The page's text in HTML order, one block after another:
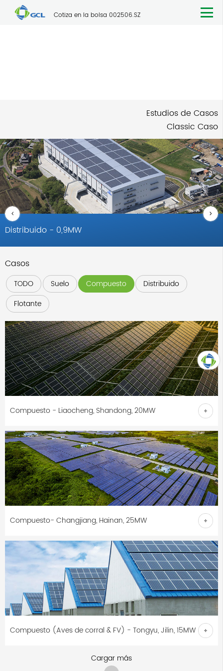
Cotiza en la bolsa 002506.SZ
ARRIBA
Estudios de Casos
Classic Caso
Distribuido - 0,9MW
Casos
TODO Suelo Compuesto
Distribuido
Flotante
Compuesto - Liaocheng, Shandong, 20MW
Compuesto- Changjiang, Hainan, 25MW
Compuesto (Aves de corral & FV) - Tongyu, Jilin, 15MW
Cargar más